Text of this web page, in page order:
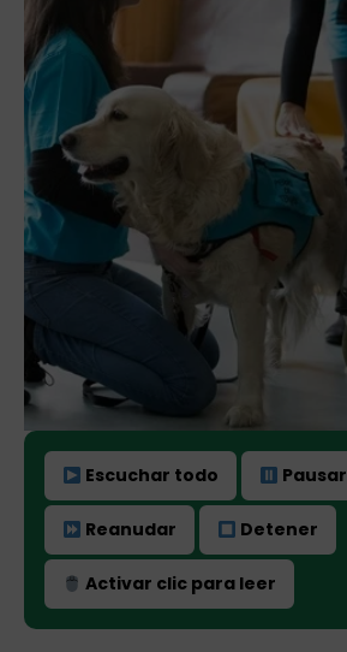
Escuchar todo Pausar
Reanudar Detener
Activar clic para leer